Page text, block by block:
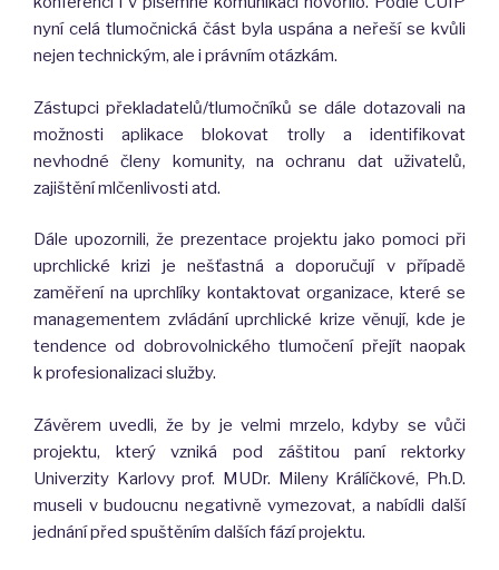
nyní celá tlumočnická část byla uspána a neřeší se kvůli
nejen technickým, ale i právním otázkám.
Zástupci překladatelů/tlumočníků se dále dotazovali na
možnosti aplikace blokovat trolly a identifikovat
nevhodné členy komunity, na ochranu dat uživatelů,
zajištění mlčenlivosti atd.
Dále upozornili, že prezentace projektu jako pomoci při
uprchlické krizi je nešťastná a doporučují v případě
zaměření na uprchlíky kontaktovat organizace, které se
managementem zvládání uprchlické krize věnují, kde je
tendence od dobrovolnického tlumočení přejít naopak
k profesionalizaci služby.
Závěrem uvedli, že by je velmi mrzelo, kdyby se vůči
projektu, který vzniká pod záštitou paní rektorky
Univerzity Karlovy prof. MUDr. Mileny Králíčkové, Ph.D.
museli v budoucnu negativně vymezovat, a nabídli další
jednání před spuštěním dalších fází projektu.